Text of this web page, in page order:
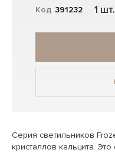
Код 391232 1
Серия светильников
кристаллов кальцита.